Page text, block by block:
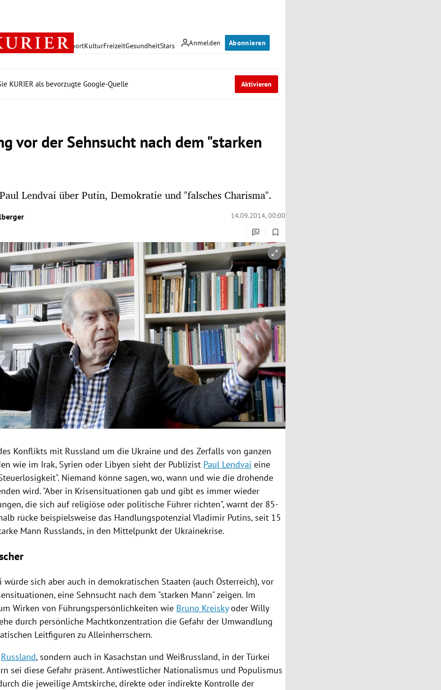
Anmelden Abonnieren
PolitikWirtschaft SportKulturFreizeitGesundheitStars
KURIER als bevorzugte Google-Quelle Aktivieren
vor der Sehnsucht nach dem "starken
Lendvai über Putin, Demokratie und "falsches Charisma".
14.09.2014, 00:00
öffnen/schließen
Konflikts mit Russland um die Ukraine und des Zerfalls von ganzen
wie im Irak, Syrien oder Libyen sieht der Publizist Paul Lendvai eine
". Niemand könne sagen, wo, wann und wie die drohende
wird. "Aber in Krisensituationen gab und gibt es immer wieder
die sich auf religiöse oder politische Führer richten", warnt der 85-
rücke beispielsweise das HandlungspotenzialVladimir Putins, seit 15
Mann Russlands, in den Mittelpunkt der Ukrainekrise.
würde sich aber auch in demokratischen Staaten (auch Österreich), vor
eine Sehnsucht nach dem "starken Mann" zeigen. Im
Wirken von Führungspersönlichkeiten wie Bruno KreiskyoderWilly
durch persönliche Machtkonzentration die Gefahr der Umwandlung
Leitfiguren zu Alleinherrschern.
Russland, sondern auch in Kasachstan undWeißrussland, in derTürkei
sei diese Gefahr präsent. Antiwestlicher Nationalismus und Populismus
die jeweilige Amtskirche, direkte oder indirekte Kontrolle der